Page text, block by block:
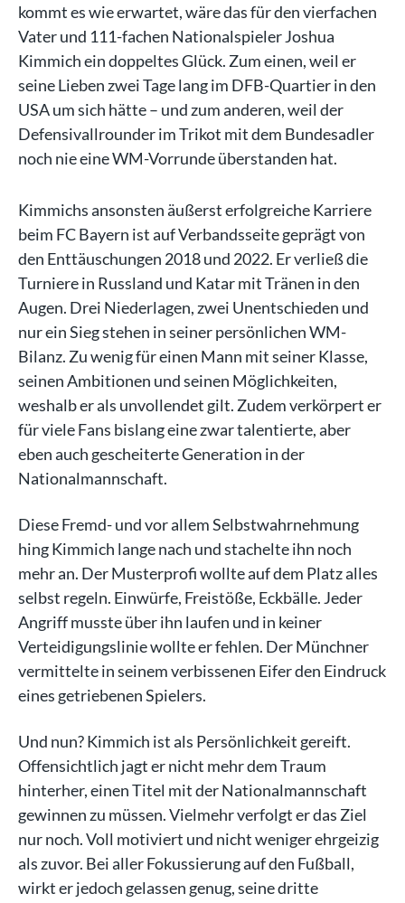
kommt es wie erwartet, wäre das für den vierfachen
Vater und 111-fachen Nationalspieler Joshua
Kimmich ein doppeltes Glück. Zum einen, weil er
seine Lieben zwei Tage lang im DFB-Quartier in den
USA um sich hätte – und zum anderen, weil der
Defensivallrounder im Trikot mit dem Bundesadler
noch nie eine WM-Vorrunde überstanden hat.
Kimmichs ansonsten äußerst erfolgreiche Karriere
beim FC Bayern ist auf Verbandsseite geprägt von
den Enttäuschungen 2018 und 2022. Er verließ die
Turniere in Russland und Katar mit Tränen in den
Augen. Drei Niederlagen, zwei Unentschieden und
nur ein Sieg stehen in seiner persönlichen WM-
Bilanz. Zu wenig für einen Mann mit seiner Klasse,
seinen Ambitionen und seinen Möglichkeiten,
weshalb er als unvollendet gilt. Zudem verkörpert er
für viele Fans bislang eine zwar talentierte, aber
eben auch gescheiterte Generation in der
Nationalmannschaft.
Diese Fremd- und vor allem Selbstwahrnehmung
hing Kimmich lange nach und stachelte ihn noch
mehr an. Der Musterprofi wollte auf dem Platz alles
selbst regeln. Einwürfe, Freistöße, Eckbälle. Jeder
Angriff musste über ihn laufen und in keiner
Verteidigungslinie wollte er fehlen. Der Münchner
vermittelte in seinem verbissenen Eifer den Eindruck
eines getriebenen Spielers.
Und nun? Kimmich ist als Persönlichkeit gereift.
Offensichtlich jagt er nicht mehr dem Traum
hinterher, einen Titel mit der Nationalmannschaft
gewinnen zu müssen. Vielmehr verfolgt er das Ziel
nur noch. Voll motiviert und nicht weniger ehrgeizig
als zuvor. Bei aller Fokussierung auf den Fußball,
wirkt er jedoch gelassen genug, seine dritte